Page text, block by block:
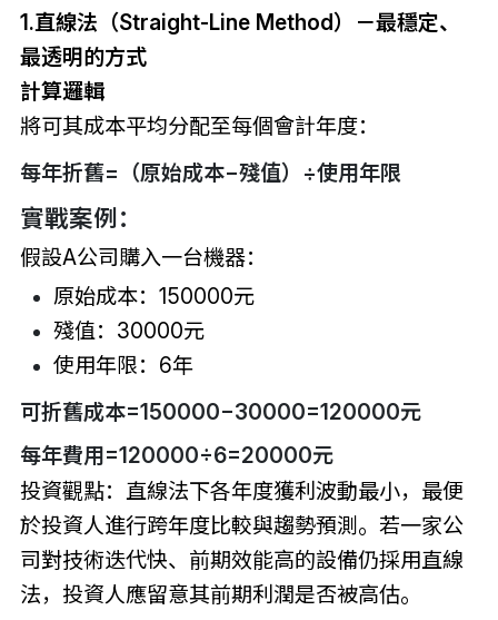
1.直線法（Straight-Line Method）－最穩定、
最透明的方式
計算邏輯
將可其成本平均分配至每個會計年度：
每年折舊=（原始成本−殘值）÷使用年限
實戰案例：
假設A公司購入一台機器：
原始成本：150000元
殘值：30000元
使用年限：6年
可折舊成本=150000−30000=120000元
每年費用=120000÷6=20000元
投資觀點：直線法下各年度獲利波動最小，最便
於投資人進行跨年度比較與趨勢預測。若一家公
司對技術迭代快、前期效能高的設備仍採用直線
法，投資人應留意其前期利潤是否被高估。